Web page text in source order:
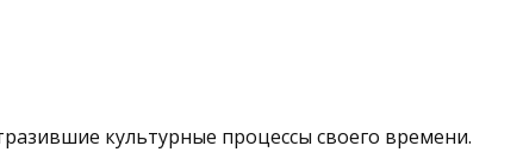
культурные процессы своего времени.